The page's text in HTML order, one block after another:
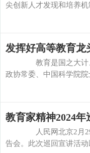
尖创新人才发现和培养
发挥好高等教育
教育是国之大计、党
政协常委、中国科学院
教育家精神2024
人民网北京2月29日
告会。此次巡回宣讲活